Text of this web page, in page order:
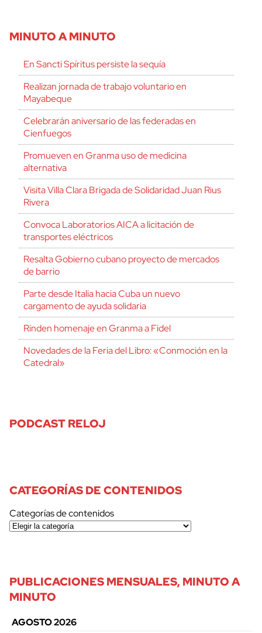
MINUTO A MINUTO
En Sancti Spíritus persiste la sequía
Realizan jornada de trabajo voluntario en
Mayabeque
Celebrarán aniversario de las federadas en
Cienfuegos
Promueven en Granma uso de medicina
alternativa
Visita Villa Clara Brigada de Solidaridad Juan Rius
Rivera
Convoca Laboratorios AICA a licitación de
transportes eléctricos
Resalta Gobierno cubano proyecto de mercados
de barrio
Parte desde Italia hacia Cuba un nuevo
cargamento de ayuda solidaria
Rinden homenaje en Granma a Fidel
Novedades de la Feria del Libro: «Conmoción en la
Catedral»
PODCAST RELOJ
CATEGORÍAS DE CONTENIDOS
Categorías de contenidos
PUBLICACIONES MENSUALES, MINUTO A
MINUTO
AGOSTO 2026